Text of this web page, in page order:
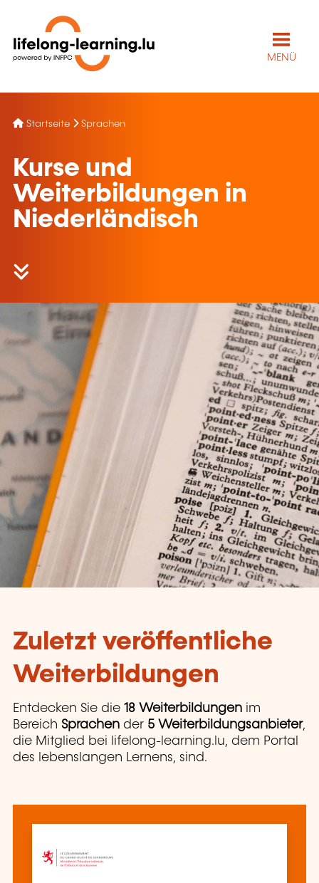
MENÜ
Startseite Sprachen
Kurse und
Weiterbildungen in
Niederländisch
Zuletzt veröffentliche
Weiterbildungen
Entdecken Sie die 18 Weiterbildungen im
Bereich Sprachen der 5 Weiterbildungsanbieter,
die Mitglied bei lifelong-learning.lu, dem Portal
des lebenslangen Lernens, sind.